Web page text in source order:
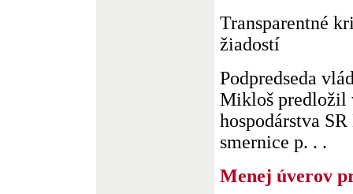
Transparentné
žiadostí
Podpredseda
Mikloš predložil
hospodárstva
smernice p. . .
Menej úverov